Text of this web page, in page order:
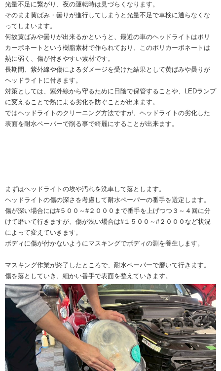
光量不足に繋がり、夜の運転時は見づらくなります。
そのまま黄ばみ・曇りが進行してしまうと光量不足で車検に通らなくな
ってしまいます。
何故黄ばみや曇りが出来るかというと、最近の車のヘッドライトはポリ
カーボネートという樹脂素材で作られており、このポリカーボネートは
熱に弱く、傷が付きやすい素材です。
長期間、紫外線や傷によるダメージを受けた結果として黄ばみや曇りが
ヘッドライトに付きます。
対策としては、紫外線から守るために日陰で保管することや、
LEDランプ
に変えることで熱による劣化を防ぐことが出来ます。
ではヘッドライトのクリーニング方法ですが、ヘッドライトの劣化した
表面を耐水ペーパーで削る事で綺麗にすることが出来ます。
まずはヘッドライトの埃や汚れを洗車して落とします。
ヘッドライトの傷の深さを考慮して耐水ペーパーの番手を選定します。
傷が深い場合には#５００～ #２０００まで番手を上げつつ３～４回に分
けて磨いて行きますが、傷が浅い場合は#１５００～ #２０００など状況
によって変えていきます。
ボディに傷が付かないようにマスキングでボディの淵を養生します。
マスキング作業が終了したところで、耐水ペーパーで磨いて行きます。
傷を落としていき、細かい番手で表面を整えていきます。